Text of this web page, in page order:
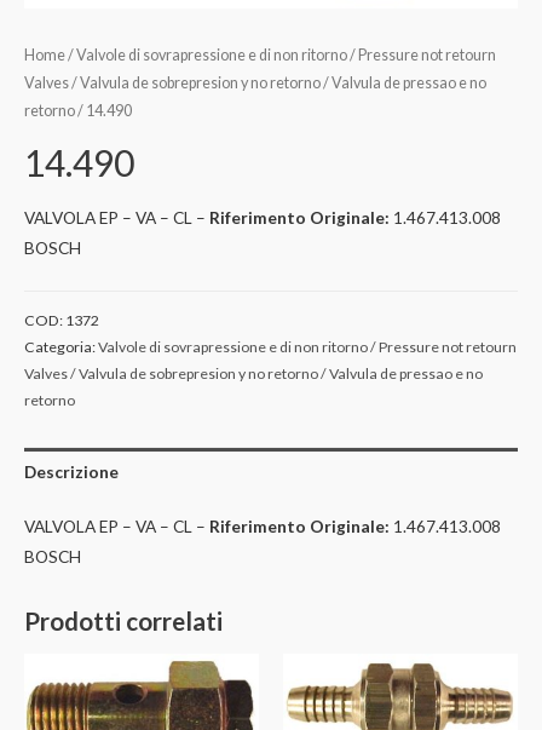
Home/Valvole di sovrapressione e di non ritorno / Pressure not retourn
Valves / Valvula de sobrepresion y no retorno / Valvula de pressao e no
retorno/ 14.490
14.490
VALVOLA EP – VA – CL – Riferimento Originale: 1.467.413.008
BOSCH
COD: 1372
Categoria:Valvole di sovrapressione e di non ritorno / Pressure not retourn
Valves / Valvula de sobrepresion y no retorno / Valvula de pressao e no
retorno
Descrizione
VALVOLA EP – VA – CL – Riferimento Originale: 1.467.413.008
BOSCH
Prodotti correlati